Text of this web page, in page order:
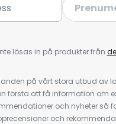
lösas in på produkter från
på vårt stora utbud av
första att få information om
och nyheter så
och